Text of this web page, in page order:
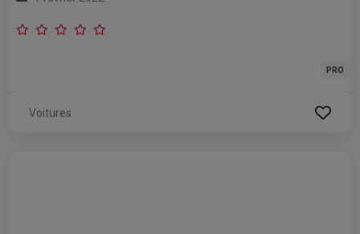
PRO
Voitures